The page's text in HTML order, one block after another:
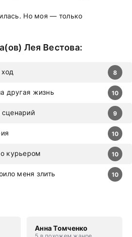
Но моя — только
Лея Вестова:
меня злить 10
курьером 10
10
9
другая жизнь 10
8
Анна Томченко